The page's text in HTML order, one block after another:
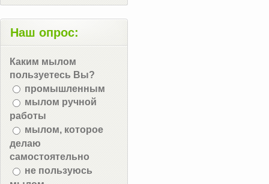
Наш опрос:
Каким мылом
пользуетесь Вы?
промышленным
мылом ручной
работы
мылом, которое
делаю
самостоятельно
не пользуюсь